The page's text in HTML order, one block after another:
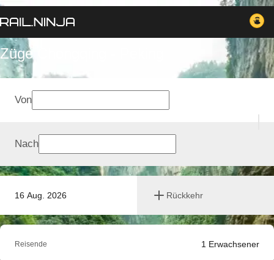
Züge Chongqing - Peking
16 Aug. 2026 Rückkehr
Von
Nach
Reisende 1 Erwachsener